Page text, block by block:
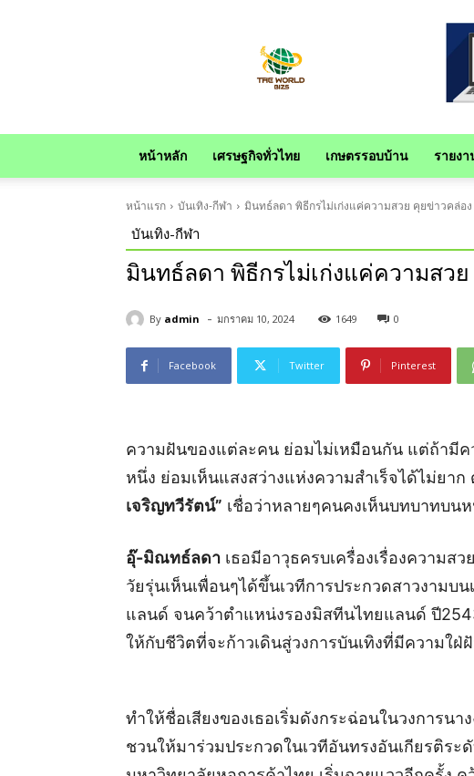
หน้าหลัก เศรษฐกิจทั่วไทย เกษตรรอบบ้าน รายง
หน้าแรก บันเทิง-กีฬา มินทธ์ลดา พิธีกรไม่เก่งแค่ความสวย คุยข่าวคล่อง
บันเทิง-กีฬา
มินทธ์ลดา พิธีกรไม่เก่งแค่ความสว
By admin - มกราคม 10, 2024 1649 0
Facebook Twitter Pinterest
ความฝันของแต่ละคน ย่อมไม่เหมือนกัน แต่ถ้ามี
หนึ่ง ย่อมเห็นแสงสว่างแห่งความสำเร็จได้ไม่ยา
เจริญทวีรัตน์” เชื่อว่าหลายๆคนคงเห็นบทบาทบน
อุ๊-มิณทธ์ลดา เธอมีอาวุธครบเครื่องเรื่องความส
วัยรุ่นเห็นเพื่อนๆได้ขึ้นเวทีการประกวดสาวงามบ
แลนด์ จนคว้าตำแหน่งรองมิสทีนไทยแลนด์ ปี
ให้กับชีวิตที่จะก้าวเดินสู่วงการบันเทิงที่มีความใฝ่
ทำให้ชื่อเสียงของเธอเริ่มดังกระฉ่อนในวงการน
ชวนให้มาร่วมประกวดในเวทีอันทรงอันเกียรติระ